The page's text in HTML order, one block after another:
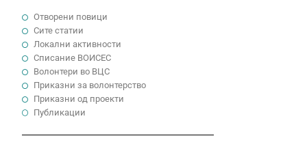
Отворени повици
Сите статии
Локални активности
Cписание ВОИСЕС
Волонтери во ВЦС
Приказни за волонтерство
Приказни од проекти
Публикации